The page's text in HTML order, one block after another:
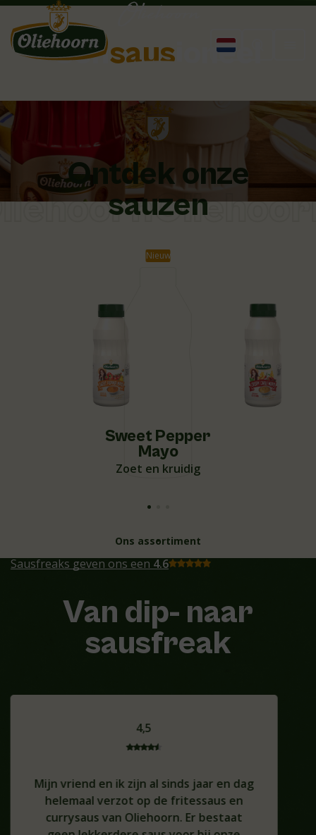
Oliehoorn
Sensaus ioneel
Ontdek onze
sauzen
Nieuw
Sweet Pepper
Mayo
Zoet en kruidig
Ons assortiment
Sausfreaks geven ons een 4.6
Van dip- naar
sausfreak
4,5
Mijn vriend en ik zijn al sinds jaar en dag
helemaal verzot op de fritessaus en
currysaus van Oliehoorn. Er bestaat